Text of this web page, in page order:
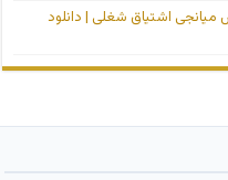
اشتیاق شغلی | دانلود